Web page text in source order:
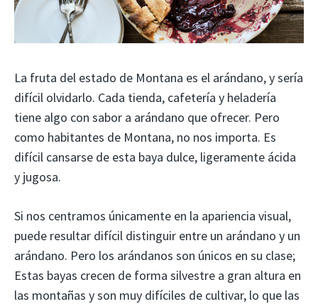
La fruta del estado de Montana es el arándano, y sería
difícil olvidarlo. Cada tienda, cafetería y heladería
tiene algo con sabor a arándano que ofrecer. Pero
como habitantes de Montana, no nos importa. Es
difícil cansarse de esta baya dulce, ligeramente ácida
y jugosa.
Si nos centramos únicamente en la apariencia visual,
puede resultar difícil distinguir entre un arándano y un
arándano. Pero los arándanos son únicos en su clase;
Estas bayas crecen de forma silvestre a gran altura en
las montañas y son muy difíciles de cultivar, lo que las